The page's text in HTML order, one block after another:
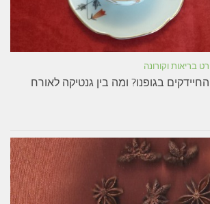
בריאות וקורונה
בגופנו? ומה בין גנטיקה לאורח